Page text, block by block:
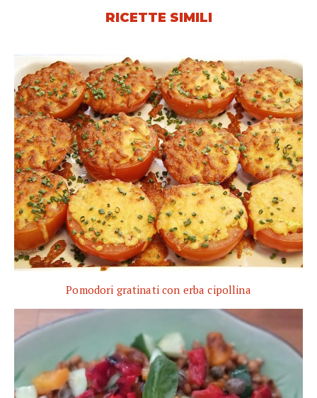
RICETTE SIMILI
Pomodori gratinati con erba cipollina